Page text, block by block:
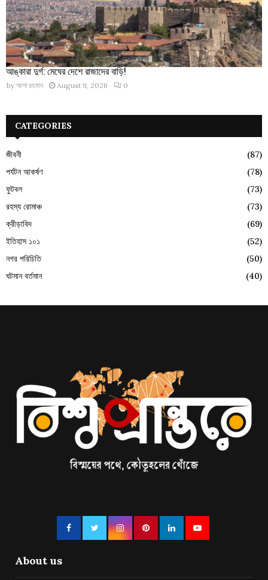
আঙ্কারা দুর্গ: মেঘের দেশে রাজাদের বাড়ি!
by আশা রহমান August 9, 2026 0
CATEGORIES
জীবনী
(87)
পর্যটন আকর্ষণ
(78)
ফুটবল
(73)
রহস্য রোমাঞ্চ
(73)
ক্রীড়াবিদ
(69)
ইতিহাস ১০১
(52)
নগর পরিচিতি
(50)
ঘটমান বর্তমান
(40)
About us